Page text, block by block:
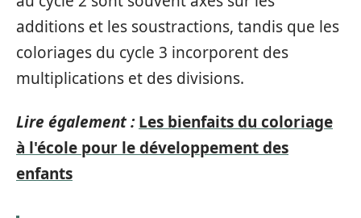
additions et les soustractions, tandis que les
coloriages du cycle 3 incorporent des
multiplications et des divisions.
Lire également : Les bienfaits du coloriage
à l'école pour le développement des
enfants